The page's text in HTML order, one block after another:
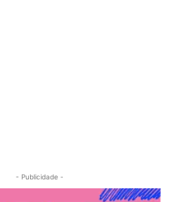
- Publicidade -